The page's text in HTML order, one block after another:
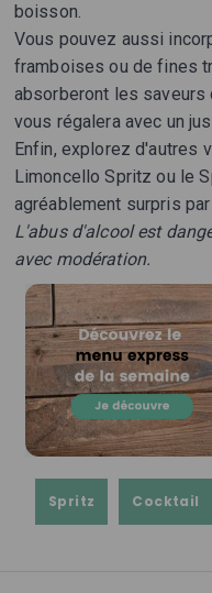
boisson.
Vous pouvez aussi
framboises ou de fines
absorberont les saveurs
vous régalera avec un
Enfin, explorez d'autres
Limoncello Spritz ou le
agréablement surpris
L'abus d'alcool est
avec modération.
Spritz Cocktail